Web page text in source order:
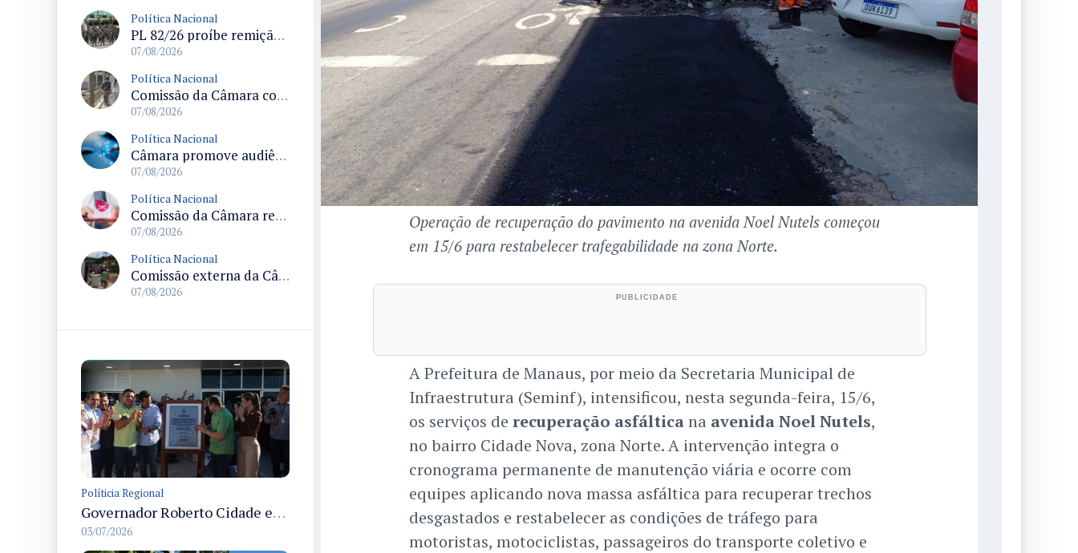
Política Nacional
PL 82/26 proíbe remição de pena por trabalho em funções militares para condenados por crimes contra o Estado Democrático de Direito
07/08/2026
Política Nacional
Comissão da Câmara convoca audiência para discutir misoginia nas escolas e universidades após divulgação de listas misóginas
07/08/2026
Política Nacional
Câmara promove audiência sobre Marco de Fomento à Economia Digital e impactos da inteligência artificial
07/08/2026
Política Nacional
Comissão da Câmara realiza audiência sobre apostas online para medir o tamanho do mercado ilegal
07/08/2026
Política Nacional
Comissão externa da Câmara convoca audiência pública sobre chuvas na Zona da Mata de Minas Gerais e impactos em Juiz de Fora
07/08/2026
Políticia Regional
Governador Roberto Cidade entrega readequação do ambulatório da FCecon e amplia capacidade de atendimento oncológico em Manaus
03/07/2026
Operação de recuperação do pavimento na avenida Noel Nutels começou
em 15/6 para restabelecer trafegabilidade na zona Norte.
A Prefeitura de Manaus, por meio da Secretaria Municipal de
Infraestrutura (Seminf), intensificou, nesta segunda-feira, 15/6,
os serviços de recuperação asfálticana avenida Noel Nutels,
no bairro Cidade Nova, zona Norte. A intervenção integra o
cronograma permanente de manutenção viária e ocorre com
equipes aplicando nova massa asfáltica para recuperar trechos
desgastados e restabelecer as condições de tráfego para
motoristas, motociclistas, passageiros do transporte coletivo e